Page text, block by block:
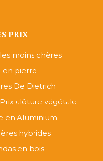
PRIX
moins chères
en pierre
De Dietrich
Prix clôture végétale
en Aluminium
hybrides
en bois